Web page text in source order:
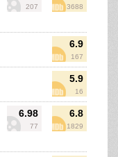
207 3688
6.9
167
5.9
16
6.98
77
6.8
1829